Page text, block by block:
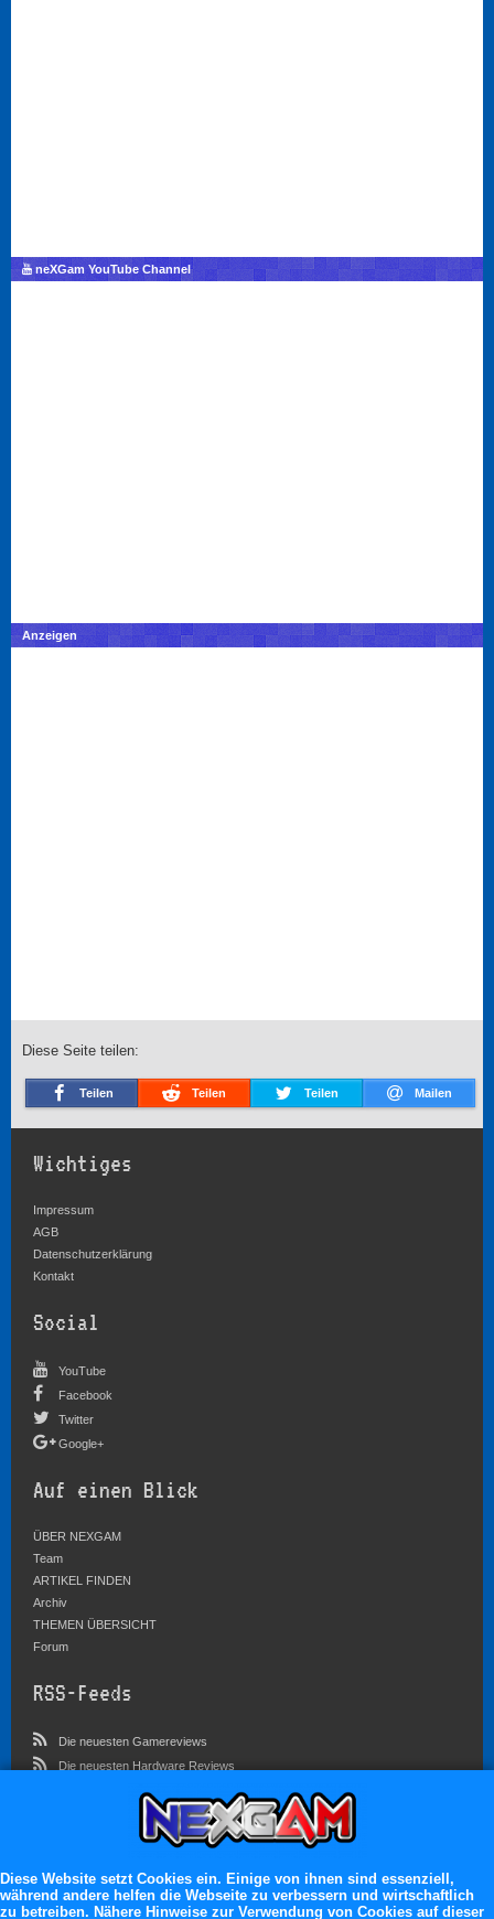
neXGam YouTube Channel
Anzeigen
Diese Seite teilen:
Teilen Teilen Teilen Mailen
Wichtiges
Impressum
AGB
Datenschutzerklärung
Kontakt
Social
YouTube
Facebook
Twitter
Google+
Auf einen Blick
ÜBER NEXGAM
Team
ARTIKEL FINDEN
Archiv
THEMEN ÜBERSICHT
Forum
RSS-Feeds
Die neuesten Gamereviews
Die neuesten Hardware Reviews
Die neuesten Artikel
Im Forum sind zur Zeit 4546 Benutzer online
Es erwarten dich:
Diese Website setzt Cookies ein. Einige von ihnen sind essenziell,
während andere helfen die Webseite zu verbessern und wirtschaftlich
zu betreiben. Nähere Hinweise zur Verwendung von Cookies auf dieser